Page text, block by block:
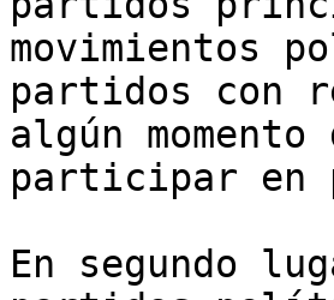
movimientos
partidos con
algún
participar en
En segundo